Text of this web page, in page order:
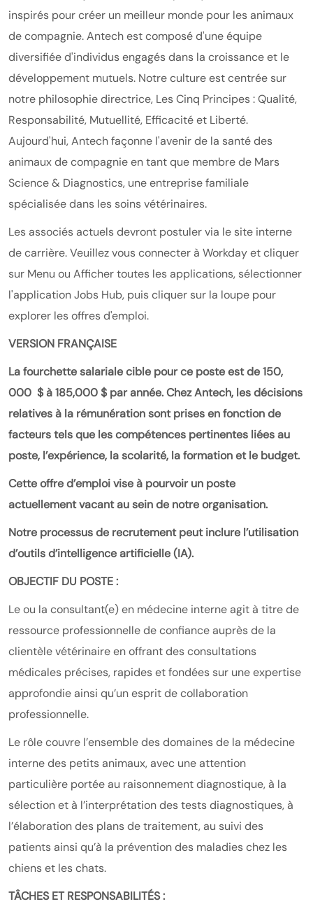
inspirés pour créer un meilleur monde pour les animaux
de compagnie. Antech est composé d'une équipe
diversifiée d'individus engagés dans la croissance et le
développement mutuels. Notre culture est centrée sur
notre philosophie directrice, Les Cinq Principes : Qualité,
Responsabilité, Mutuellité, Efficacité et Liberté.
Aujourd'hui, Antech façonne l'avenir de la santé des
animaux de compagnie en tant que membre de Mars
Science & Diagnostics, une entreprise familiale
spécialisée dans les soins vétérinaires.
Les associés actuels devront postuler via le site interne
de carrière. Veuillez vous connecter à Workday et cliquer
sur Menu ou Afficher toutes les applications, sélectionner
l'application Jobs Hub, puis cliquer sur la loupe pour
explorer les offres d'emploi.
VERSION FRANÇAISE
La fourchette salariale cible pour ce poste est de 150,
000 $ à 185,000 $ par année. Chez Antech, les décisions
relatives à la rémunération sont prises en fonction de
facteurs tels que les compétences pertinentes liées au
poste, l’expérience, la scolarité, la formation et le budget.
Cette offre d’emploi vise à pourvoir un poste
actuellement vacant au sein de notre organisation.
Notre processus de recrutement peut inclure l’utilisation
d’outils d’intelligence artificielle (IA).
OBJECTIF DU POSTE :
Le ou la consultant(e) en médecine interne agit à titre de
ressource professionnelle de confiance auprès de la
clientèle vétérinaire en offrant des consultations
médicales précises, rapides et fondées sur une expertise
approfondie ainsi qu’un esprit de collaboration
professionnelle.
Le rôle couvre l’ensemble des domaines de la médecine
interne des petits animaux, avec une attention
particulière portée au raisonnement diagnostique, à la
sélection et à l’interprétation des tests diagnostiques, à
l’élaboration des plans de traitement, au suivi des
patients ainsi qu’à la prévention des maladies chez les
chiens et les chats.
TÂCHES ET RESPONSABILITÉS :